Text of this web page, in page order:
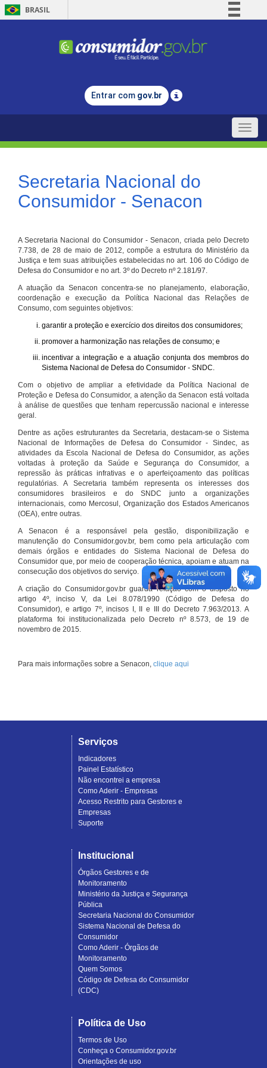
BRASIL
Comunica BR
Legislação
Entrar com gov.br
Toggle
Secretaria Nacional do
Consumidor - Senacon
A Secretaria Nacional do Consumidor - Senacon, criada pelo Decreto
7.738, de 28 de maio de 2012, compõe a estrutura do Ministério da
Justiça e tem suas atribuições estabelecidas no art. 106 do Código de
Defesa do Consumidor e no art. 3º do Decreto nº 2.181/97.
A atuação da Senacon concentra-se no planejamento, elaboração,
coordenação e execução da Política Nacional das Relações de
Consumo, com seguintes objetivos:
garantir a proteção e exercício dos direitos dos consumidores;
promover a harmonização nas relações de consumo; e
incentivar a integração e a atuação conjunta dos membros do
Sistema Nacional de Defesa do Consumidor - SNDC.
Com o objetivo de ampliar a efetividade da Política Nacional de
Proteção e Defesa do Consumidor, a atenção da Senacon está voltada
à análise de questões que tenham repercussão nacional e interesse
geral.
Dentre as ações estruturantes da Secretaria, destacam-se o Sistema
Nacional de Informações de Defesa do Consumidor - Sindec, as
atividades da Escola Nacional de Defesa do Consumidor, as ações
voltadas à proteção da Saúde e Segurança do Consumidor, a
repressão às práticas infrativas e o aperfeiçoamento das políticas
regulatórias. A Secretaria também representa os interesses dos
consumidores brasileiros e do SNDC junto a organizações
internacionais, como Mercosul, Organização dos Estados Americanos
(OEA), entre outras.
A Senacon é a responsável pela gestão, disponibilização e
manutenção do Consumidor.gov.br, bem como pela articulação com
demais órgãos e entidades do Sistema Nacional de Defesa do
Consumidor que, por meio de cooperação técnica, apoiam e atuam na
consecução dos objetivos do serviço.
A criação do Consumidor.gov.br guarda relação com o disposto no
artigo 4º, inciso V, da Lei 8.078/1990 (Código de Defesa do
Consumidor), e artigo 7º, incisos I, II e III do Decreto 7.963/2013. A
plataforma foi institucionalizada pelo Decreto nº 8.573, de 19 de
novembro de 2015.
Para mais informações sobre a Senacon, clique aqui
Serviços
Indicadores
Painel Estatístico
Não encontrei a empresa
Como Aderir - Empresas
Acesso Restrito para Gestores e
Empresas
Suporte
Institucional
Órgãos Gestores e de
Monitoramento
Ministério da Justiça e Segurança
Pública
Secretaria Nacional do Consumidor
Sistema Nacional de Defesa do
Consumidor
Como Aderir - Órgãos de
Monitoramento
Quem Somos
Código de Defesa do Consumidor
(CDC)
Política de Uso
Termos de Uso
Conheça o Consumidor.gov.br
Orientações de uso